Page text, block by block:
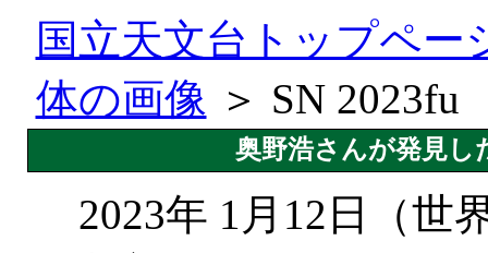
国立天文台トップペー
体の画像 ＞ SN 2023fu
奥野浩さんが発見し
2023年 1月12日（世